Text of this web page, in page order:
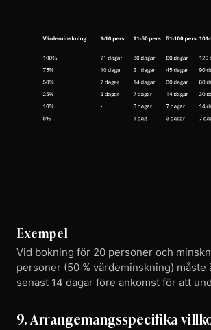
Exempel
Vid bokning för 20 personer och
personer (50 % värdeminskning) måste
senast 14 dagar före ankomst för att
9. Arrangemangsspecifika